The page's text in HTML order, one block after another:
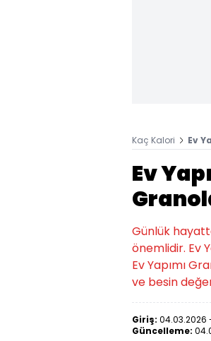
Kaç Kalori Ev
Ev
Günlük
önemlidir. Ev
Ev Yapımı
ve besin
Giriş: 04.03.2026
Güncelleme: